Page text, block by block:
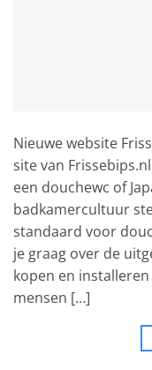
Nieuwe website
site van
een douchewc of
badkamercultuur
standaard voor
je graag over de
kopen en
mensen […]